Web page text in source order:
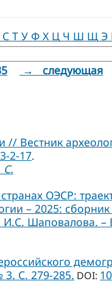
С Т У Ф Х Ц Ч Ш Щ Э
→ следующая
// Вестник
2-17.
С.
ОЭСР:
– 2025:
Шаповалова.
3. С. 279-285. DOI: